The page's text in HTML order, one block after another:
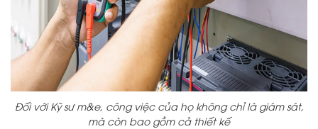
Đối với Kỹ sư m&e, công việc của họ không chỉ là giám sát,
mà còn bao gồm cả thiết kế